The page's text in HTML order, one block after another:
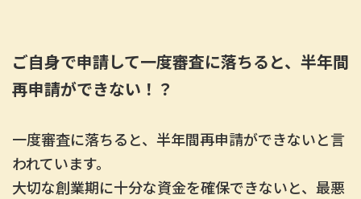
ご自身で申請して一度審査に落ちると、半年間
再申請ができない！？
一度審査に落ちると、半年間再申請ができないと言
われています。
大切な創業期に十分な資金を確保できないと、最悪